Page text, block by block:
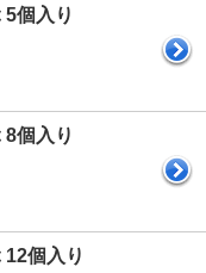
5個入り
8個入り
12個入り